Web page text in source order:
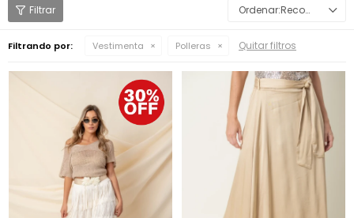
Recomendados
Filtrando por: Vestimenta Polleras Quitar filtros